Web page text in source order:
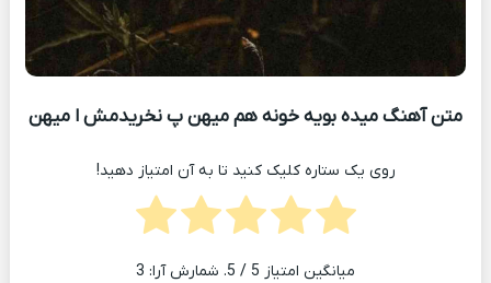
متن آهنگ میده بویه خونه هم میهن پ نخریدمش ا میهن
روی یک ستاره کلیک کنید تا به آن امتیاز دهید!
میانگین امتیاز 5 / 5. شمارش آرا: 3